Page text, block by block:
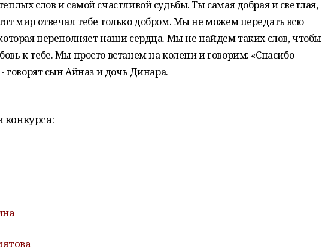
слов и самой счастливой судьбы. Ты самая добрая и светлая,
мир отвечал тебе только добром. Мы не можем передать всю
переполняет наши сердца. Мы не найдем таких слов, чтобы
к тебе.Мы просто встанем на колени и говорим: «Спасибо
говорят сын Айназ и дочь Динара.
конкурса: